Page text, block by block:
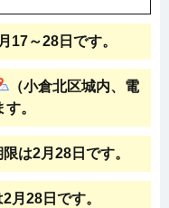
17～28日です。
（小倉北区城内、電
。
は2月28日です。
月28日です。